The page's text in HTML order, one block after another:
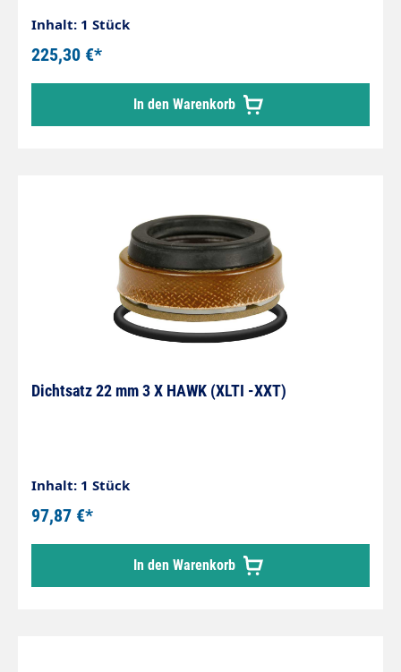
Inhalt: 1 Stück
225,30 €*
In den Warenkorb
Dichtsatz 22 mm 3 X HAWK (XLTI -XXT)
Inhalt: 1 Stück
97,87 €*
In den Warenkorb